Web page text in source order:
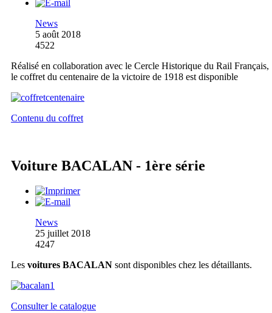
News
5 août 2018
4522
Réalisé en collaboration avec le Cercle Historique du Rail Français,
le coffret du centenaire de la victoire de 1918 est disponible
Contenu du coffret
Voiture BACALAN - 1ère série
News
25 juillet 2018
4247
Les voitures BACALAN sont disponibles chez les détaillants.
Consulter le catalogue